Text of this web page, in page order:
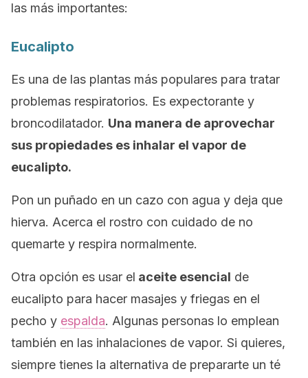
las más importantes:
Eucalipto
Es una de las plantas más populares para tratar
problemas respiratorios. Es expectorante y
broncodilatador. Una manera de aprovechar
sus propiedades es inhalar el vapor de
eucalipto.
Pon un puñado en un cazo con agua y deja que
hierva. Acerca el rostro con cuidado de no
quemarte y respira normalmente.
Otra opción es usar el aceite esencial de
eucalipto para hacer masajes y friegas en el
pecho y espalda. Algunas personas lo emplean
también en las inhalaciones de vapor. Si quieres,
siempre tienes la alternativa de prepararte un té